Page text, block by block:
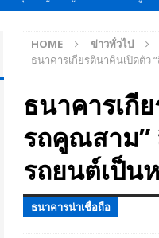
กรรมยานยนต์ The 47th Bangkok
แผ่ว แต่บ้านใหญ่ผนึกกำลัง สกัด!! เจา
PR NEWS
ดตัว BREEZE ปักธงผู้นำ EV สองล้อที่เ
การ ต้นแบบนวัตกรรมอาหารสุขภาพ
HOME ข่าวทั่วไป
ธนาคารเกียรตินาคินเปิดตัว
ธนาคารเกี
รถคูณสาม”
รถยนต์เป็น
ธนาคารน่าเชื่อถือ